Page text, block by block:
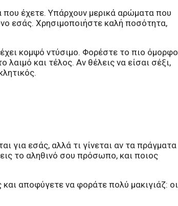
που έχετε. Υπάρχουν μερικά αρώματα που
εσάς. Χρησιμοποιήστε καλή ποσότητα,
κομψό ντύσιμο. Φορέστε το πιο όμορφο
και τέλος. Αν θέλεις να είσαι σέξι,
για εσάς, αλλά τι γίνεται αν τα πράγματα
το αληθινό σου πρόσωπο, και ποιος
αποφύγετε να φοράτε πολύ μακιγιάζ: οι